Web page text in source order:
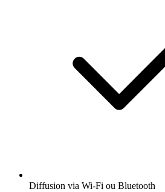
Diffusion via Wi-Fi ou Bluetooth